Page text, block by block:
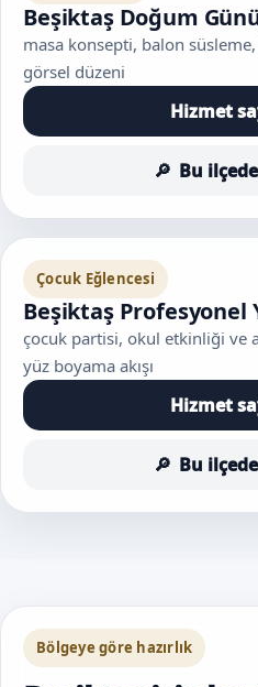
Beşiktaş Doğum
masa konsepti, balon
görsel düzeni
Hizmet
Bu
Çocuk Eğlencesi
Beşiktaş Profesyonel
çocuk partisi, okul etkinliği ve
yüz boyama akışı
Hizmet
Bu
Bölgeye göre hazırlık